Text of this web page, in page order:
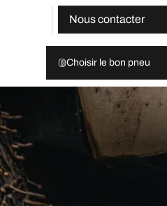
Nous contacter
Choisir le bon pneu